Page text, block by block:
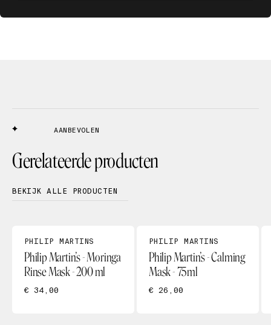
AANBEVOLEN
Gerelateerde producten
BEKIJK ALLE PRODUCTEN
PHILIP MARTINS
Philip Martin’s - Moringa
Rinse Mask - 200 ml
€ 34,00
PHILIP MARTINS
Philip Martin’s - Calming
Mask - 75ml
€ 26,00